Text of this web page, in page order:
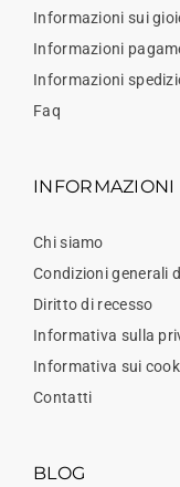
Informazioni sui
Informazioni
Informazioni
Faq
INFORMAZIONI
Chi siamo
Condizioni generali
Diritto di recesso
Informativa sulla
Informativa sui
Contatti
BLOG